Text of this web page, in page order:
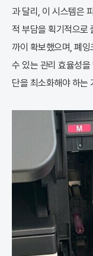
과 달리, 이 시스템은
적 부담을 획기적으로
까이 확보했으며, 폐
수 있는 관리 효율성
단을 최소화해야 하는